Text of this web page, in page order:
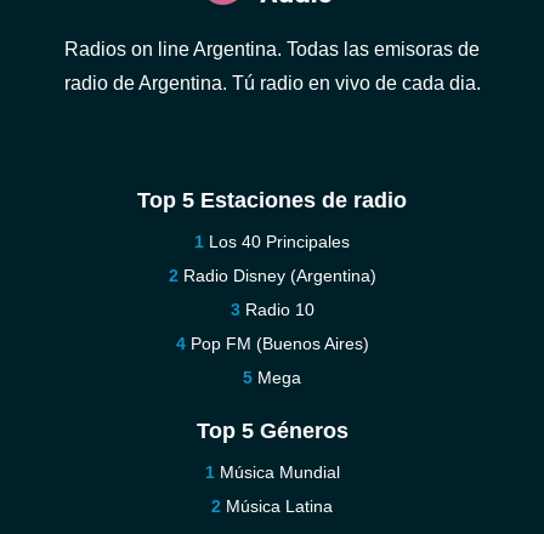
Radios on line Argentina. Todas las emisoras de
radio de Argentina. Tú radio en vivo de cada dia.
Top 5 Estaciones de radio
Los 40 Principales
Radio Disney (Argentina)
Radio 10
Pop FM (Buenos Aires)
Mega
Top 5 Géneros
Música Mundial
Música Latina